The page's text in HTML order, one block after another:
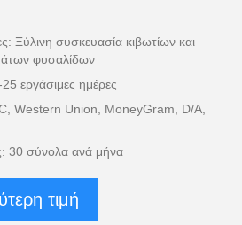
Ξύλινη συσκευασία κιβωτίων και
φυσαλίδων
εργάσιμες ημέρες
Western Union, MoneyGram, D/A,
30 σύνολα ανά μήνα
τιμή